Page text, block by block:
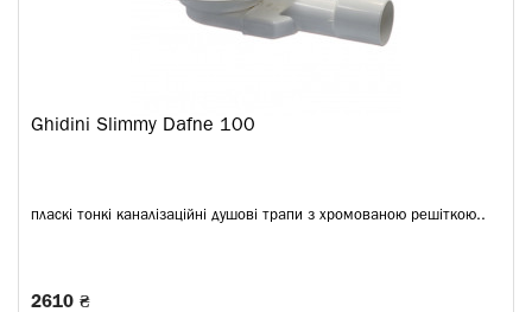
Ghidini Slimmy Dafne 100
пласкі тонкі каналізаційні душові трапи з хромованою решіткою..
2610 ₴